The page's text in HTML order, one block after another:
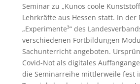
Seminar zu „Kunos coole
Lehrkräfte aus Hessen statt. In der
„Experimente³“ des
verschiedenen Fortbildungen
Sachunterricht angeboten.
Covid-Not als digitales
die Seminarreihe mittlerweile fest